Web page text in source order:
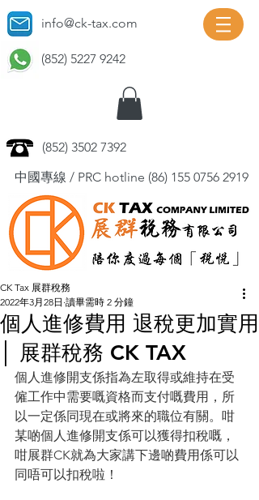
info@ck-tax.com
(852) 5227 9242
(852) 3502 7392
中國專線 / PRC hotline (86) 155 0756 2919
個人進修費用 退稅更加實用
│ 展群稅務 CK TAX
CK Tax 展群稅務
2022年3月28日 讀畢需時 2 分鐘
個人進修開支係指為左取得或維持在受
僱工作中需要嘅資格而支付嘅費用，所
以一定係同現在或將來的職位有關。咁
某啲個人進修開支係可以獲得扣稅嘅，
咁展群CK就為大家講下邊啲費用係可以
同唔可以扣稅啦！